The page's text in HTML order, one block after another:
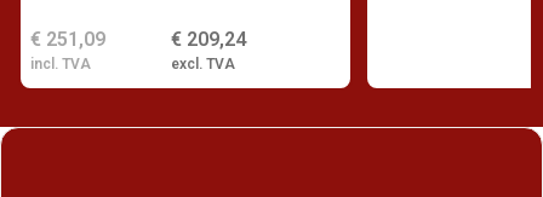
€ 209,24
excl. TVA
€ 251,09
incl. TVA